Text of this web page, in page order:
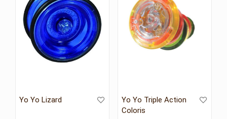
Yo Yo Lizard
Yo Yo Triple Action
Coloris